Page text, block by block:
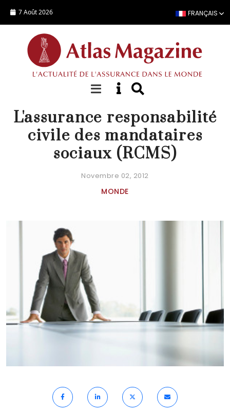
7 Août 2026 FRANÇAIS
FOCUS
L'assurance responsabilité
civile des mandataires
sociaux (RCMS)
Novembre 02, 2012
MONDE